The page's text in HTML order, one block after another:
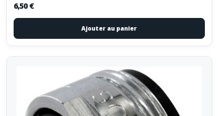
6,50 €
Ajouter au panier